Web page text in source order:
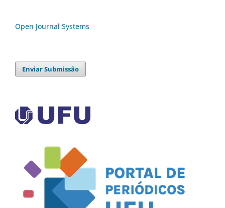
Open Journal Systems
Enviar Submissão